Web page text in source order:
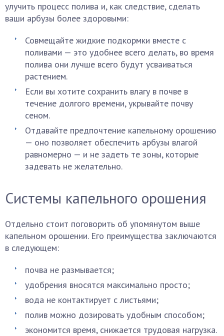
улучить процесс полива и, как следствие, сделать
ваши арбузы более здоровыми:
Совмещайте жидкие подкормки вместе с
поливами — это удобнее всего делать, во время
полива они лучше всего будут усваиваться
растением.
Если вы хотите сохранить влагу в почве в
течение долгого времени, укрывайте почву
сеном.
Отдавайте предпочтение капельному орошению
— оно позволяет обеспечить арбузы влагой
равномерно — и не задеть те зоны, которые
задевать не желательно.
Системы капельного орошения
Отдельно стоит поговорить об упомянутом выше
капельном орошении. Его преимущества заключаются
в следующем:
почва не размывается;
удобрения вносятся максимально просто;
вода не контактирует с листьями;
полив можно дозировать удобным способом;
экономится время, снижается трудовая нагрузка.